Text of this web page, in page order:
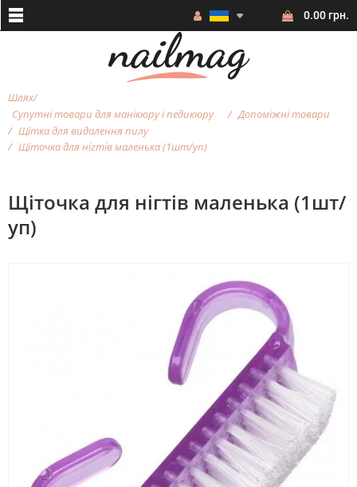
0.00 грн.
Шлях
Супутні товари для манікюру і педикюру
Допоміжні товари
Щітка для видалення пилу
Щіточка для нігтів маленька (1шт/уп)
Щіточка для нігтів маленька (1шт/
уп)